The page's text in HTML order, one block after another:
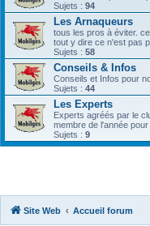
Sujets : 94
Les Arnaqueurs
tous les pros à éviter.
tout y dire ce n'est pas
Sujets : 58
Conseils & Infos
Conseils et Infos pour
Sujets : 44
Les Experts
Experts agréés par le
membre de l'année
Sujets : 9
Site Web Accueil forum